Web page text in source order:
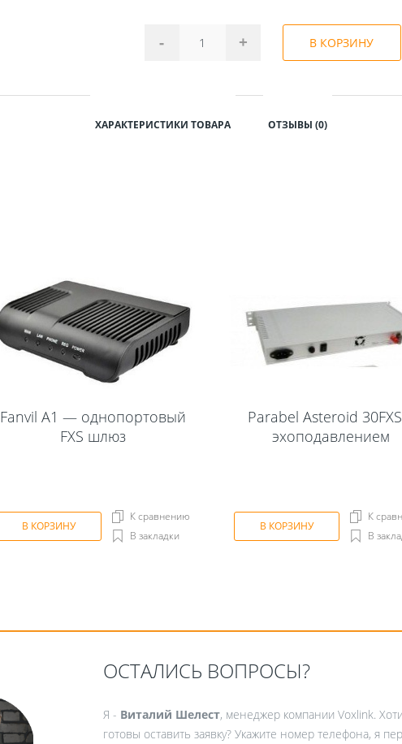
- + В КОРЗИНУ
ХАРАКТЕРИСТИКИ ТОВАРА ОТЗЫВЫ (0)
Fanvil A1 — однопортовый
FXS шлюз
В КОРЗИНУ
К сравнению
В закладки
Parabel Asteroid
эхоподавлением
В КОРЗИНУ
К
В
ОСТАЛИСЬ ВОПРОСЫ?
Я - Виталий Шелест, менеджер компании Voxlink.
готовы оставить заявку? Укажите номер телефона, я